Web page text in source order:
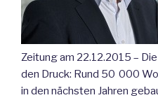
Zeitung am 22.12.2015 –
den Druck: Rund 50 000
in den nächsten Jahren